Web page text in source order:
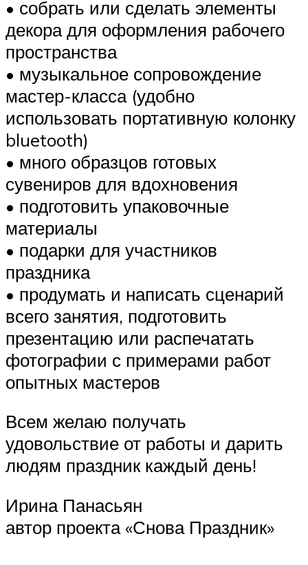
• собрать или сделать элементы
декора для оформления рабочего
пространства
• музыкальное сопровождение
мастер-класса (удобно
использовать портативную колонку
bluetooth)
• много образцов готовых
сувениров для вдохновения
• подготовить упаковочные
материалы
• подарки для участников
праздника
• продумать и написать сценарий
всего занятия, подготовить
презентацию или распечатать
фотографии с примерами работ
опытных мастеров
Всем желаю получать
удовольствие от работы и дарить
людям праздник каждый день!
Ирина Панасьян
автор проекта «Снова Праздник»